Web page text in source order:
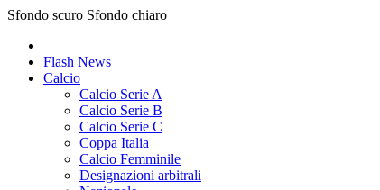
Sfondo scuro Sfondo chiaro
Flash News
Calcio
Calcio Serie A
Calcio Serie B
Calcio Serie C
Coppa Italia
Calcio Femminile
Designazioni arbitrali